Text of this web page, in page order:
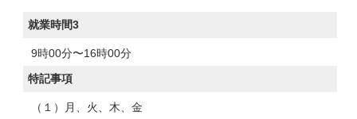
就業時間3
9時00分〜16時00分
特記事項
（１）月、火、木、金